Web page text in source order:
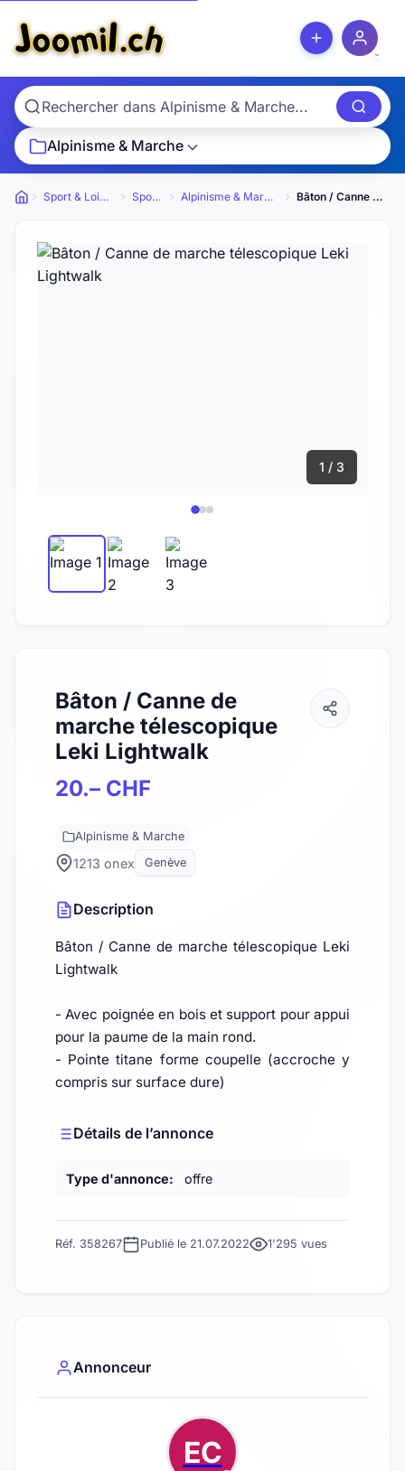
Alpinisme & Marche
Petites annonces
Sport & Loisirs Sports Alpinisme & Marche Bâton / Canne de marche télescopique Leki Lightwalk
1 / 3
Bâton / Canne de
marche télescopique
Leki Lightwalk
20.– CHF
Alpinisme & Marche
1213 onex Genève
Description
Bâton / Canne de marche télescopique Leki
Lightwalk
- Avec poignée en bois et support pour appui
pour la paume de la main rond.
- Pointe titane forme coupelle (accroche y
compris sur surface dure)
Détails de l’annonce
Type d'annonce: offre
Réf. 358267 Publié le 21.07.2022 1'295 vues
Annonceur
EC